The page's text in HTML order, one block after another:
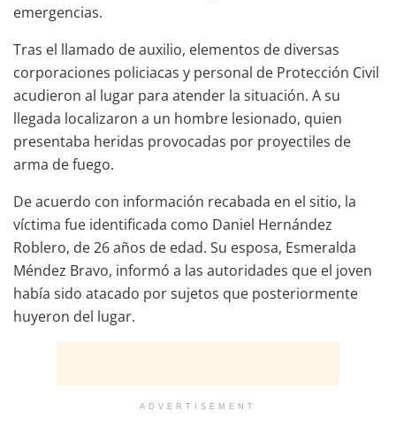
emergencias.
Tras el llamado de auxilio, elementos de diversas
corporaciones policiacas y personal de Protección Civil
acudieron al lugar para atender la situación. A su
llegada localizaron a un hombre lesionado, quien
presentaba heridas provocadas por proyectiles de
arma de fuego.
De acuerdo con información recabada en el sitio, la
víctima fue identificada como Daniel Hernández
Roblero, de 26 años de edad. Su esposa, Esmeralda
Méndez Bravo, informó a las autoridades que el joven
había sido atacado por sujetos que posteriormente
huyeron del lugar.
ADVERTISEMENT